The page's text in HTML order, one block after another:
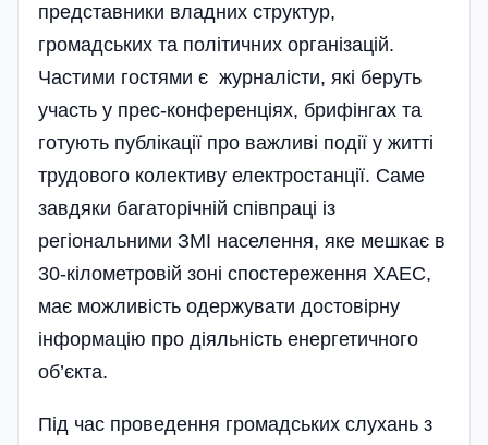
представники владних структур,
громадських та політичних організацій.
Частими гостями є журналісти, які беруть
участь у прес-конференціях, брифінгах та
готують публікації про важливі події у житті
трудового колективу електростанції. Саме
завдяки багаторічній співпраці із
регіональними ЗМІ населення, яке мешкає в
30-кілометровій зоні спостереження ХАЕС,
має можливість одержувати достовірну
інформацію про діяль­ність енергетичного
об’єкта.
Під час проведення громадських слухань з